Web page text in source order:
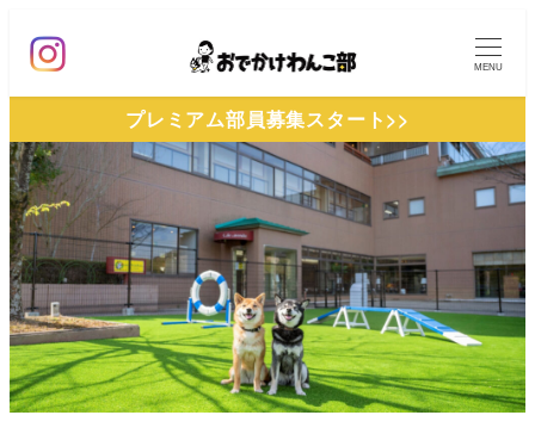
ン
ン
テ
ン
ツ
へ
移
動
MENU
プレミアム部員募集スタート>>